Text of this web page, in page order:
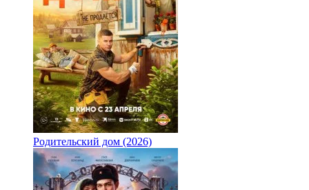
Родительский дом (2026)